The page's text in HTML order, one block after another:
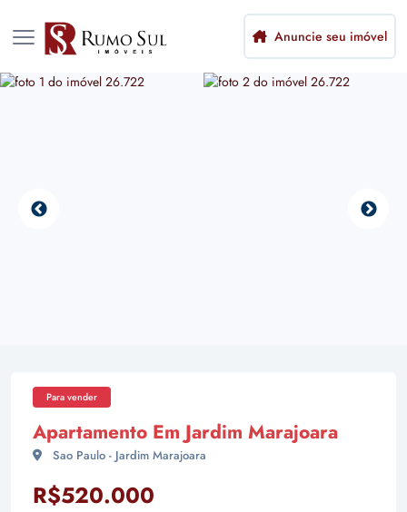
Anuncie seu imóvel
Para vender
Apartamento Em Jardim Marajoara
Sao Paulo - Jardim Marajoara
R$520.000